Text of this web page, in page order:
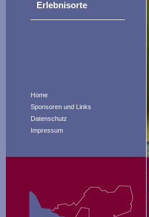
Home
Sponsoren und Links
Datenschutz
Impressum
Erlebnisorte